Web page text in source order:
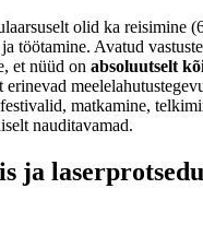
olid ka reisimine
töötamine. Avatud
et nüüd on absoluutselt
erinevad
matkamine,
nauditavamad.
ja